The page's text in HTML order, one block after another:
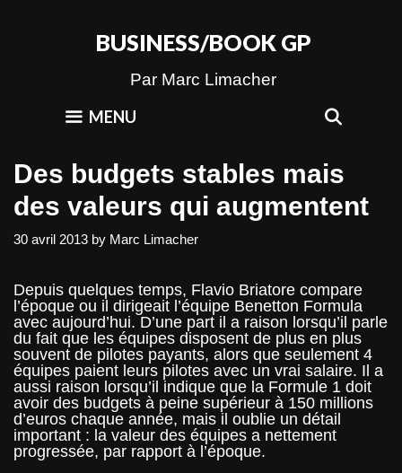
BUSINESS/BOOK GP
Par Marc Limacher
MENU
Des budgets stables mais
des valeurs qui augmentent
30 avril 2013 by Marc Limacher
Depuis quelques temps, Flavio Briatore compare
l’époque ou il dirigeait l’équipe Benetton Formula
avec aujourd’hui. D’une part il a raison lorsqu’il parle
du fait que les équipes disposent de plus en plus
souvent de pilotes payants, alors que seulement 4
équipes paient leurs pilotes avec un vrai salaire. Il a
aussi raison lorsqu’il indique que la Formule 1 doit
avoir des budgets à peine supérieur à 150 millions
d’euros chaque année, mais il oublie un détail
important : la valeur des équipes a nettement
progressée, par rapport à l’époque.